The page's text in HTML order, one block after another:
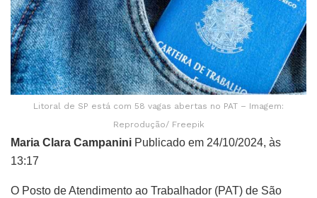
Litoral de SP está com 58 vagas abertas no PAT – Imagem:
Reprodução/ Freepik
Maria Clara Campanini Publicado em 24/10/2024, às
13:17
O Posto de Atendimento ao Trabalhador (PAT) de São